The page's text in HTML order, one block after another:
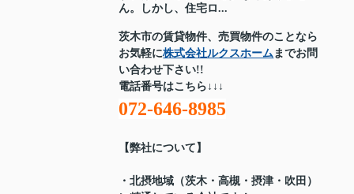
ん。しかし、住宅ロ...
茨木市の賃貸物件、売買物件のことなら
お気軽に株式会社ルクスホームまでお問
い合わせ下さい!!
電話番号はこちら↓↓↓
072-646-8985
【弊社について】
・北摂地域（茨木・高槻・摂津・吹田）